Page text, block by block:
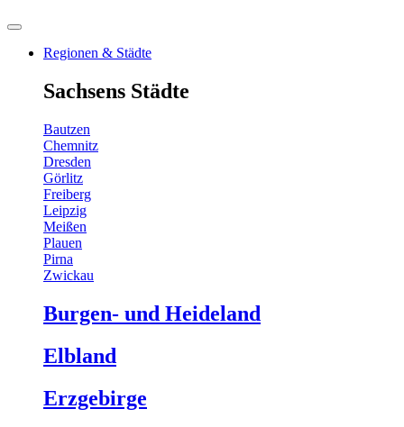
Regionen & Städte
Sachsens Städte
Bautzen
Chemnitz
Dresden
Görlitz
Freiberg
Leipzig
Meißen
Plauen
Pirna
Zwickau
Burgen- und Heideland
Elbland
Erzgebirge